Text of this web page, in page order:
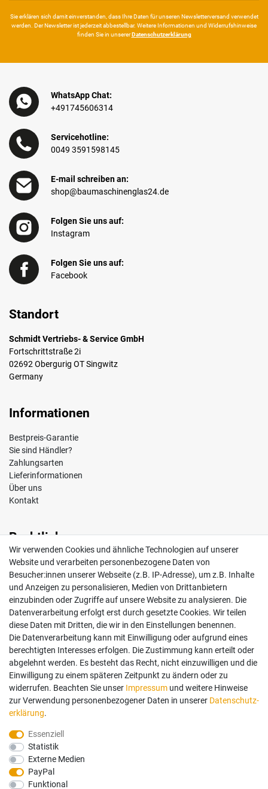
Sie erklären sich damit ein­ver­standen, dass Ihre Da­ten für unseren News­letter­versand ver­wen­det
werden. Der News­letter ist jeder­zeit ab­bestel­lbar. Weitere Infor­mationen und Wider­rufshin­weise
finden Sie in unsererDaten­schutz­erklärung
WhatsApp Chat:
+491745606314
Servicehotline:
0049 3591598145
E-mail schreiben an:
shop@baumaschinenglas24.de
Folgen Sie uns auf:
Instagram
Folgen Sie uns auf:
Facebook
Standort
Schmidt Vertriebs- & Service GmbH
Fortschrittstraße 2i
02692 Obergurig OT Singwitz
Germany
Informationen
Bestpreis-Garantie
Sie sind Händler?
Zahlungsarten
Lieferinformationen
Über uns
Kontakt
Rechtliches
Impressum
AGB
Widerrufsrecht
Datenschutz
Vertrag widerrufen
Mein Konto
Anmelden
Registrieren
Bezahlung und Versand
Wir bieten Ihnen viele Möglichkeiten einer sicheren Bezahlung.
Wir verwenden Cookies und ähnliche Technologien auf unserer
Website und verarbeiten personenbezogene Daten von
Besucher:innen unserer Webseite (z.B. IP-Adresse), um z.B. Inhalte
und Anzeigen zu personalisieren, Medien von Drittanbietern
einzubinden oder Zugriffe auf unsere Website zu analysieren. Die
Datenverarbeitung erfolgt erst durch gesetzte Cookies. Wir teilen
diese Daten mit Dritten, die wir in den Einstellungen benennen.
Die Datenverarbeitung kann mit Einwilligung oder aufgrund eines
berechtigten Interesses erfolgen. Die Zustimmung kann erteilt oder
abgelehnt werden. Es besteht das Recht, nicht einzuwilligen und die
Einwilligung zu einem späteren Zeitpunkt zu ändern oder zu
widerrufen. Beachten Sie unser Impressum und weitere Hinweise
zur Verwendung personenbezogener Daten in unserer Daten­schutz­
erklärung.
Essenziell
Statistik
Externe Medien
PayPal
Funktional